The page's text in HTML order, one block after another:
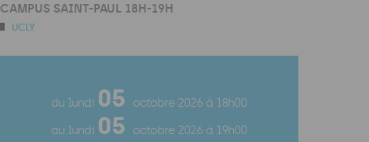
CAMPUS SAINT-PAUL 18H-19H
UCLY
du lundi 05 octobre 2026 à 18h00
au lundi 05 octobre 2026 à 19h00